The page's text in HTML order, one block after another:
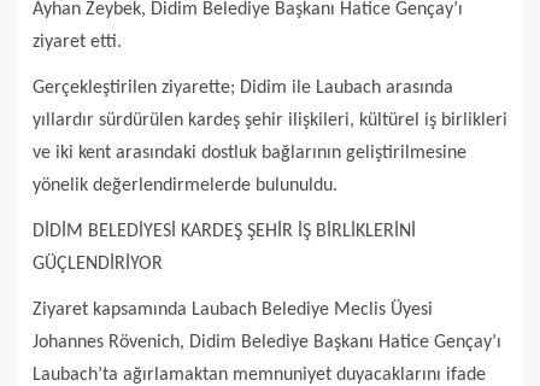
Ayhan Zeybek, Didim Belediye Başkanı Hatice Gençay’ı
ziyaret etti.
Gerçekleştirilen ziyarette; Didim ile Laubach arasında
yıllardır sürdürülen kardeş şehir ilişkileri, kültürel iş birlikleri
ve iki kent arasındaki dostluk bağlarının geliştirilmesine
yönelik değerlendirmelerde bulunuldu.
DİDİM BELEDİYESİ KARDEŞ ŞEHİR İŞ BİRLİKLERİNİ
GÜÇLENDİRİYOR
Ziyaret kapsamında Laubach Belediye Meclis Üyesi
Johannes Rövenich, Didim Belediye Başkanı Hatice Gençay’ı
Laubach’ta ağırlamaktan memnuniyet duyacaklarını ifade